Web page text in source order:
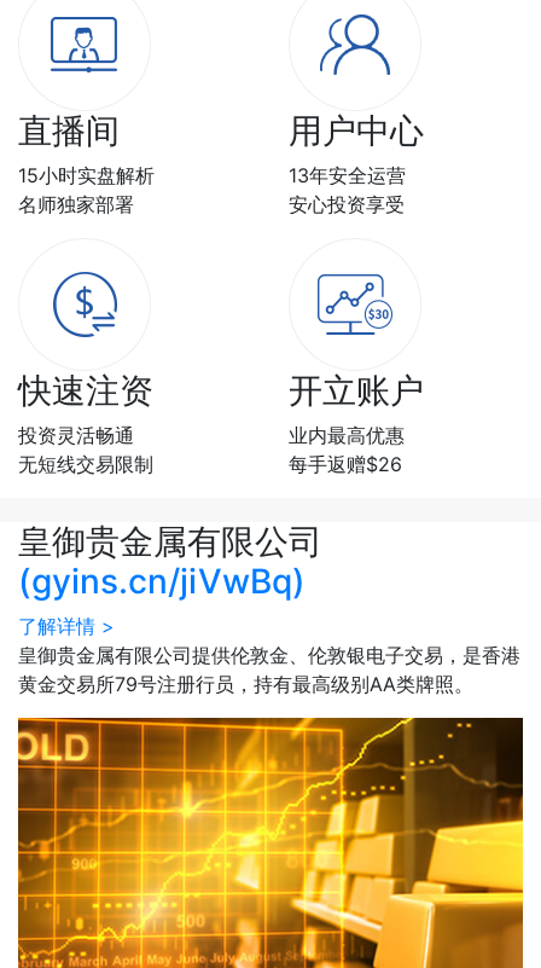
直播间
15小时实盘解析
名师独家部署
用户中心
13年安全运营
安心投资享受
快速注资
投资灵活畅通
无短线交易限制
开立账户
业内最高优惠
每手返赠$26
皇御贵金属有限公司
(gyins.cn/jiVwBq)
了解详情 >
皇御贵金属有限公司提供伦敦金、伦敦银电子交易，是香港
黄金交易所79号注册行员，持有最高级别AA类牌照。